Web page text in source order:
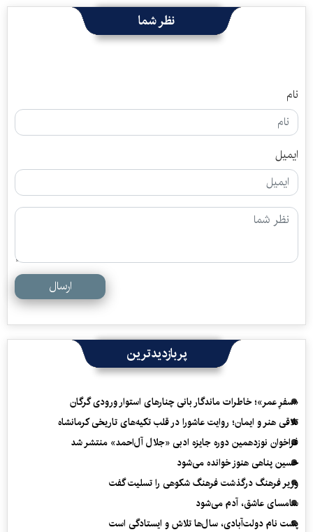
نظر شما
نام
ایمیل
ارسال
پربازدیدترین
«سفرِ عمر»؛ خاطرات ماندگار بانی چنارهای استوار ورودی گرگان
تلاقی هنر و ایمان؛ روایت عاشورا در قلب تکیه‌های تاریخی کرمانشاه
فراخوان نوزدهمین دوره جایزه ادبی «جلال آل‌احمد» منتشر شد
حسین پناهی هنوز خوانده می‌شود
وزیر فرهنگ درگذشت فرهنگ شکوهی را تسلیت گفت
سامسای عاشق، آدم می‌شود
پشت نام دولت‌آبادی، سال‌ها تلاش و ایستادگی است